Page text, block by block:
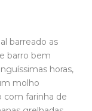
barreado as
barro bem
horas,
molho
com farinha de